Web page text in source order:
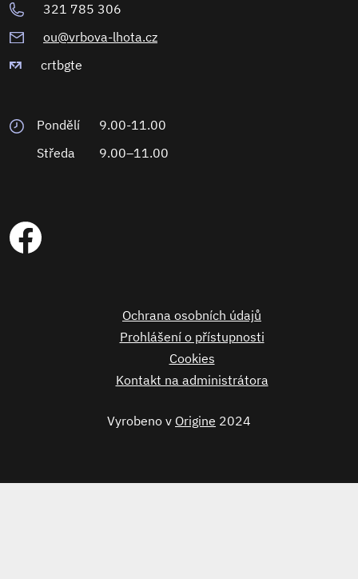
321 785 306
ou@vrbova-lhota.cz
crtbgte
Pondělí
9.00-11.00
Středa
9.00–11.00
Ochrana osobních údajů
Prohlášení o přístupnosti
Cookies
Kontakt na administrátora
Vyrobeno v Origine 2024